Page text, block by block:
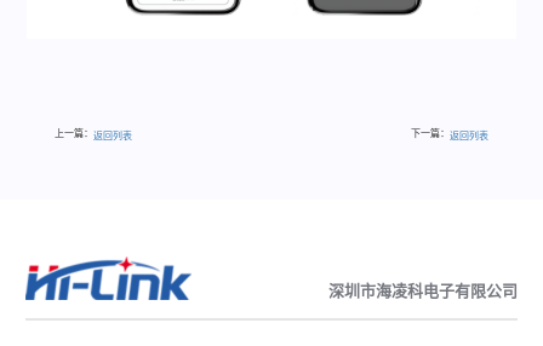
上一篇： 返回列表 下一篇：返回列表
深圳市海凌科电子有限公司